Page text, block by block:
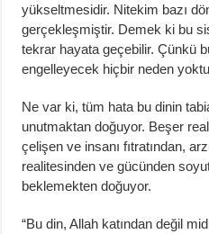
yükseltmesidir. Nitekim bazı
gerçekleşmiştir. Demek ki bu
tekrar hayata geçebilir. Çünkü
engelleyecek hiçbir neden
Ne var ki, tüm hata bu dinin
unutmaktan doğuyor. Beşer
çelişen ve insanı fıtratından,
realitesinden ve gücünden
beklemekten doğuyor.
“Bu din, Allah katından değil